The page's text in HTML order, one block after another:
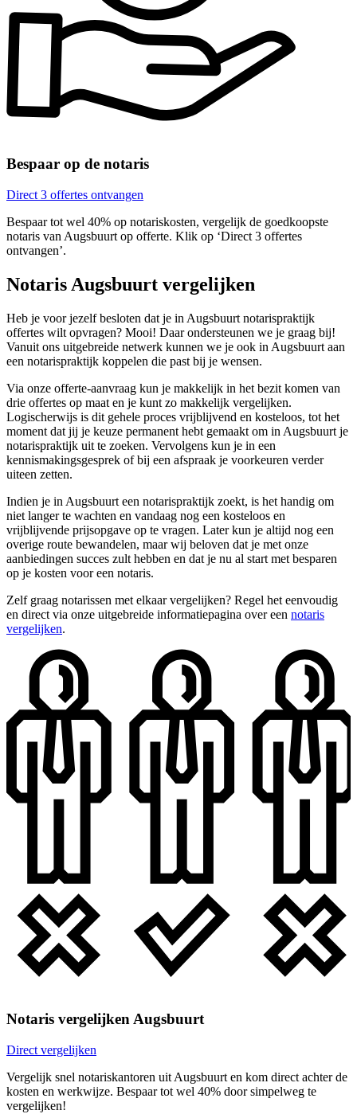
Bespaar op de notaris
Direct 3 offertes ontvangen
Bespaar tot wel 40% op notariskosten, vergelijk de goedkoopste
notaris van Augsbuurt op offerte. Klik op ‘Direct 3 offertes
ontvangen’.
Notaris Augsbuurt vergelijken
Heb je voor jezelf besloten dat je in Augsbuurt notarispraktijk
offertes wilt opvragen? Mooi! Daar ondersteunen we je graag bij!
Vanuit ons uitgebreide netwerk kunnen we je ook in Augsbuurt aan
een notarispraktijk koppelen die past bij je wensen.
Via onze offerte-aanvraag kun je makkelijk in het bezit komen van
drie offertes op maat en je kunt zo makkelijk vergelijken.
Logischerwijs is dit gehele proces vrijblijvend en kosteloos, tot het
moment dat jij je keuze permanent hebt gemaakt om in Augsbuurt je
notarispraktijk uit te zoeken. Vervolgens kun je in een
kennismakingsgesprek of bij een afspraak je voorkeuren verder
uiteen zetten.
Indien je in Augsbuurt een notarispraktijk zoekt, is het handig om
niet langer te wachten en vandaag nog een kosteloos en
vrijblijvende prijsopgave op te vragen. Later kun je altijd nog een
overige route bewandelen, maar wij beloven dat je met onze
aanbiedingen succes zult hebben en dat je nu al start met besparen
op je kosten voor een notaris.
Zelf graag notarissen met elkaar vergelijken? Regel het eenvoudig
en direct via onze uitgebreide informatiepagina over een notaris
vergelijken.
Notaris vergelijken Augsbuurt
Direct vergelijken
Vergelijk snel notariskantoren uit Augsbuurt en kom direct achter de
kosten en werkwijze. Bespaar tot wel 40% door simpelweg te
vergelijken!